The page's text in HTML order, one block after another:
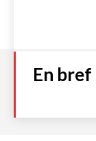
En bref